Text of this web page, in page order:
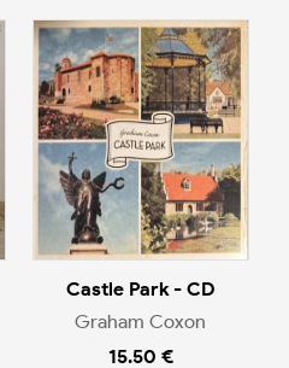
Castle Park - CD
Graham Coxon
15.50 €